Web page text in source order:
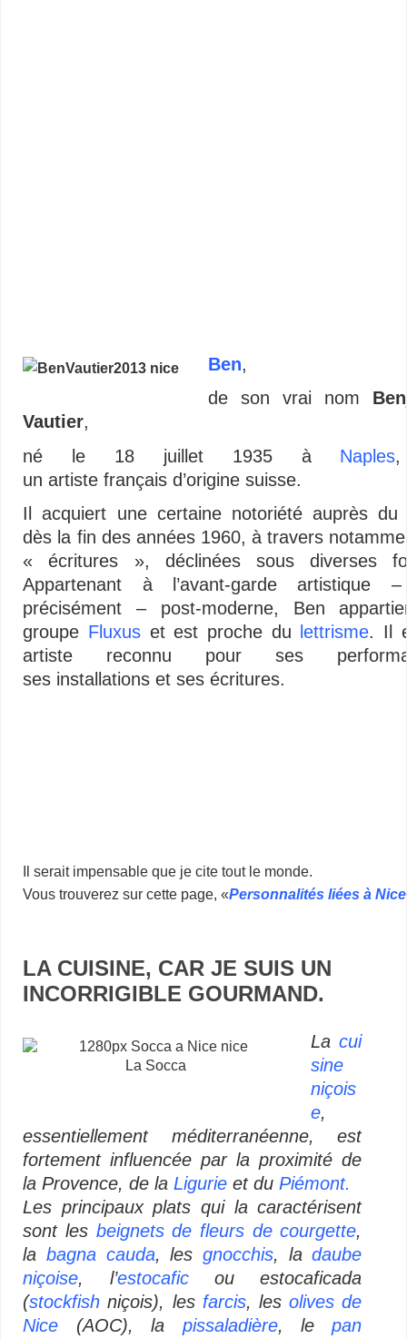
Ben,
de son vrai nom
Vautier,
né le 18 juillet 1935à Naples
un artiste français d’origine suisse.
Il acquiert une certaine notoriété auprès du
dès la fin des années 1960, à travers
« écritures », déclinées sous diverses
Appartenant à l’avant-garde artistique
précisément – post-moderne, Ben
groupe Fluxuset est proche du lettrisme. Il
artiste reconnu pour ses
ses installations et ses écritures.
Il serait impensable que je cite tout le monde.
Vous trouverez sur cette page, «Personnalités liées à Nice
LA CUISINE, CAR JE SUIS UN
INCORRIGIBLE GOURMAND.
La Socca
Lacui
sine
niçois
e,
essentiellement méditerranéenne, est
fortement influencée par la proximité de
la Provence, de la Ligurie et du Piémont.
Les principaux plats qui la caractérisent
sont les beignets de fleurs de courgette,
la bagna cauda, les gnocchis, ladaube
niçoise, l’estocaficou estocaficada
(stockfish niçois), les farcis, lesolives de
Nice (AOC), la pissaladière, lepan